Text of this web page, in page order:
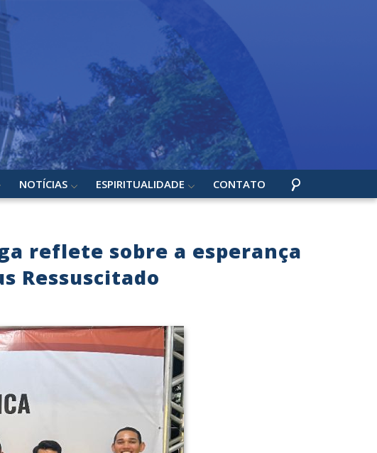
NOTÍCIAS ESPIRITUALIDADE CONTATO
reflete sobre a esperança
Ressuscitado